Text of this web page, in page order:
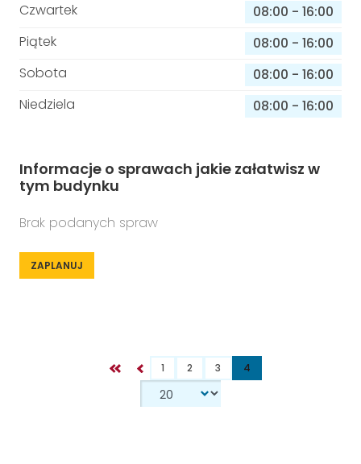
Czwartek
08:00 - 16:00
Piątek
08:00 - 16:00
Sobota
08:00 - 16:00
Niedziela
08:00 - 16:00
Informacje o sprawach jakie załatwisz w
tym budynku
Brak podanych spraw
ZAPLANUJ
1 2 3 4